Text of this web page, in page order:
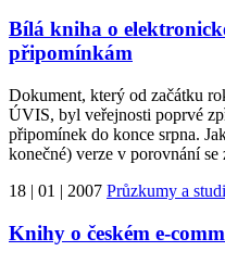
Bílá kniha o
připomínkám
Dokument, který od začátku
ÚVIS, byl veřejnosti poprvé
připomínek do konce srpna.
konečné) verze v porovnání
18 | 01 | 2007 Průzkumy a
Knihy o českém e-